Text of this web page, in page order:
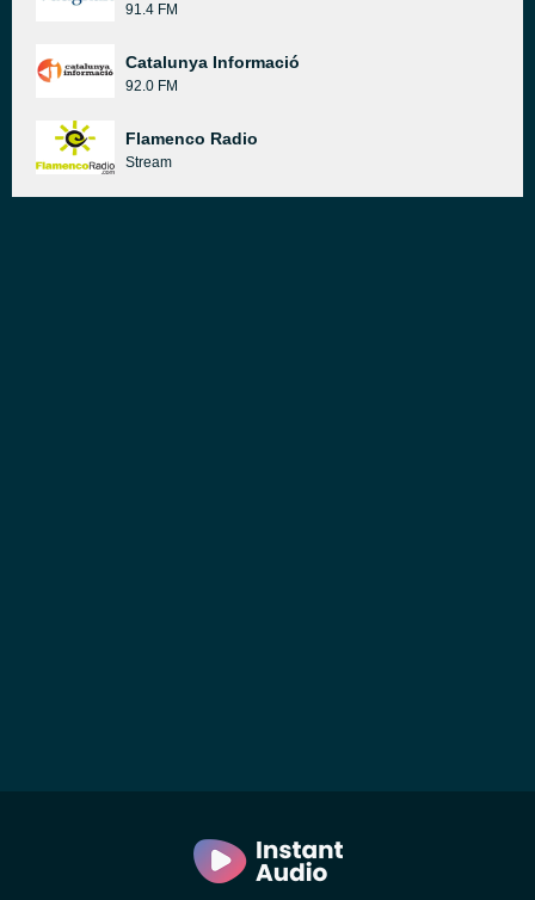
91.4 FM
Catalunya Informació
92.0 FM
Flamenco Radio
Stream